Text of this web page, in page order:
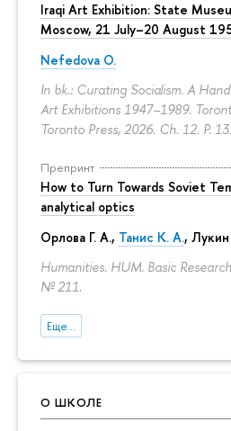
Iraqi Art Exhibition: State
Moscow, 21 July–20 August
Nefedova O.
In bk.: Curating Socialism. A
Art Exhibitions 1947–1989.
Toronto Press, 2026. Ch. 12. P.
Препринт
How to Turn Towards Soviet
analytical optics
Орлова Г. А., Танис К. А.,
Humanities. HUM. Basic
№ 211.
Еще...
О ШКОЛЕ